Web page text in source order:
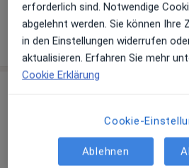
Terminanfrage senden
erforderlich sind. Notwendige
abgelehnt werden. Sie können Ihre
in den Einstellungen widerrufen
aktualisieren. Erfahren Sie mehr
Cookie Erklärung
Cookie-
Ablehnen